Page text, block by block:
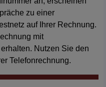
zu einer
auf Ihrer Rechnung.
mit
Nutzen Sie den
Telefonrechnung.